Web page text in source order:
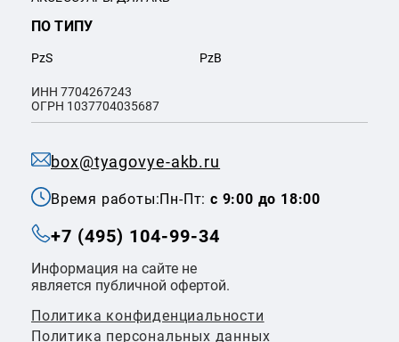
box@tyagovye-akb.ru
Время работы:Пн-Пт:с 9:00 до 18:00
+7 (495) 104-99-34
Информация на сайте не
является публичной офертой.
Политика конфиденциальности
Политикa персональных данных
ПО ТИПУ
PzS PzB
ИНН 7704267243
ОГРН 1037704035687